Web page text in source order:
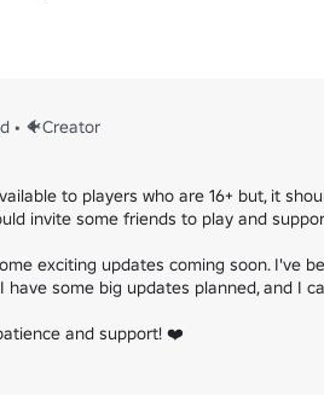
• 🐠Creator
to players who are 16+ but, it
invite some friends to play and
exciting updates coming soon. I've
have some big updates planned, and I
and support! ❤️